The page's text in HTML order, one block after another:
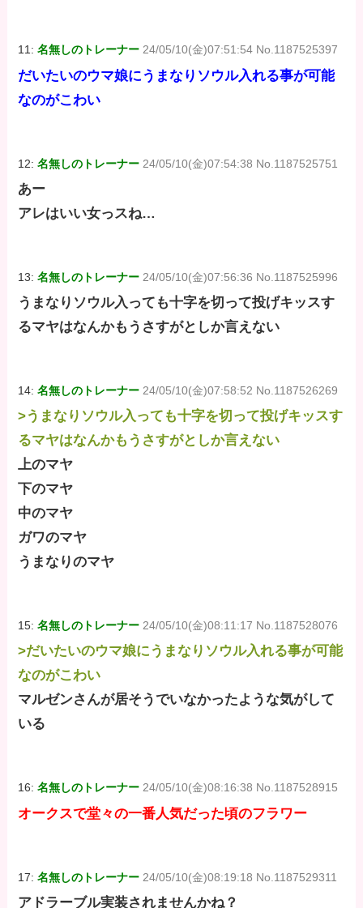
11:名無しのトレーナー 24/05/10(金)07:51:54 No.1187525397
だいたいのウマ娘にうまなりソウル入れる事が可能
なのがこわい
12:名無しのトレーナー 24/05/10(金)07:54:38 No.1187525751
あー
アレはいい女っスね…
13:名無しのトレーナー 24/05/10(金)07:56:36 No.1187525996
うまなりソウル入っても十字を切って投げキッスす
るマヤはなんかもうさすがとしか言えない
14:名無しのトレーナー 24/05/10(金)07:58:52 No.1187526269
>うまなりソウル入っても十字を切って投げキッスす
るマヤはなんかもうさすがとしか言えない
上のマヤ
下のマヤ
中のマヤ
ガワのマヤ
うまなりのマヤ
15:名無しのトレーナー 24/05/10(金)08:11:17 No.1187528076
>だいたいのウマ娘にうまなりソウル入れる事が可能
なのがこわい
マルゼンさんが居そうでいなかったような気がして
いる
16:名無しのトレーナー 24/05/10(金)08:16:38 No.1187528915
オークスで堂々の一番人気だった頃のフラワー
17:名無しのトレーナー 24/05/10(金)08:19:18 No.1187529311
アドラーブル実装されませんかね？